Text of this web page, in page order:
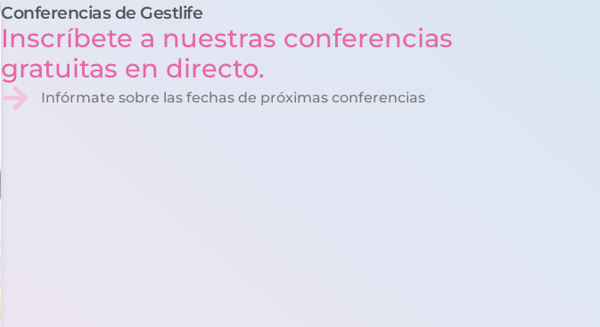
Conferencias de Gestlife
Inscríbete a nuestras conferencias
gratuitas en directo.
Infórmate sobre las fechas de próximas conferencias